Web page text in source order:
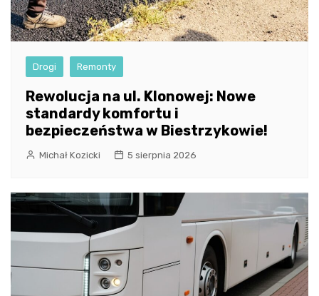
Drogi Remonty
Rewolucja na ul. Klonowej: Nowe
standardy komfortu i
bezpieczeństwa w Biestrzykowie!
Michał Kozicki 5 sierpnia 2026